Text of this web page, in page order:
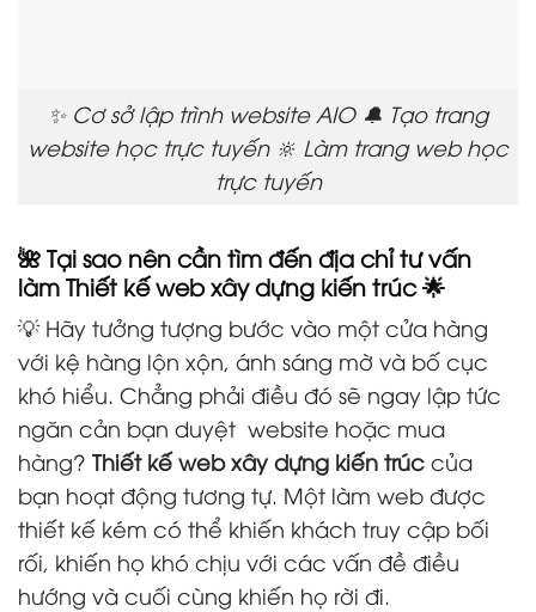
✨ Cơ sở lập trình website AIO 🔔 Tạo trang
website học trực tuyến 🔆 Làm trang web học
trực tuyến
🌺 Tại sao nên cần tìm đến địa chỉ tư vấn
làm Thiết kế web xây dựng kiến trúc 🌟
💡 Hãy tưởng tượng bước vào một cửa hàng
với kệ hàng lộn xộn, ánh sáng mờ và bố cục
khó hiểu. Chẳng phải điều đó sẽ ngay lập tức
ngăn cản bạn duyệt website hoặc mua
hàng? Thiết kế web xây dựng kiến trúc của
bạn hoạt động tương tự. Một làm web được
thiết kế kém có thể khiến khách truy cập bối
rối, khiến họ khó chịu với các vấn đề điều
hướng và cuối cùng khiến họ rời đi.